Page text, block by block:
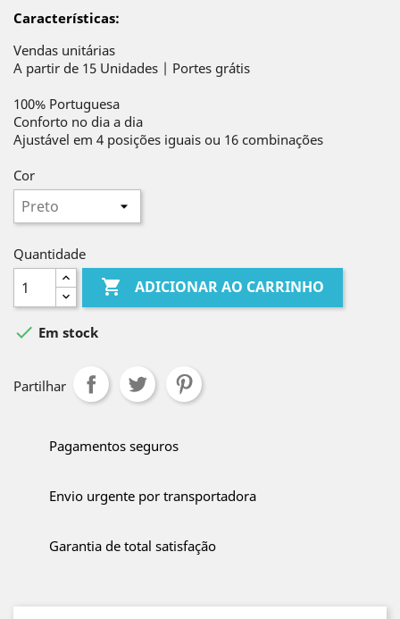
Características:
Vendas unitárias
A partir de 15 Unidades | Portes grátis
100% Portuguesa
Conforto no dia a dia
Ajustável em 4 posições iguais ou 16 combinações
Cor
Quantidade
 ADICIONAR AO CARRINHO
 Em stock
Partilhar
Pagamentos seguros
Envio urgente por transportadora
Garantia de total satisfação